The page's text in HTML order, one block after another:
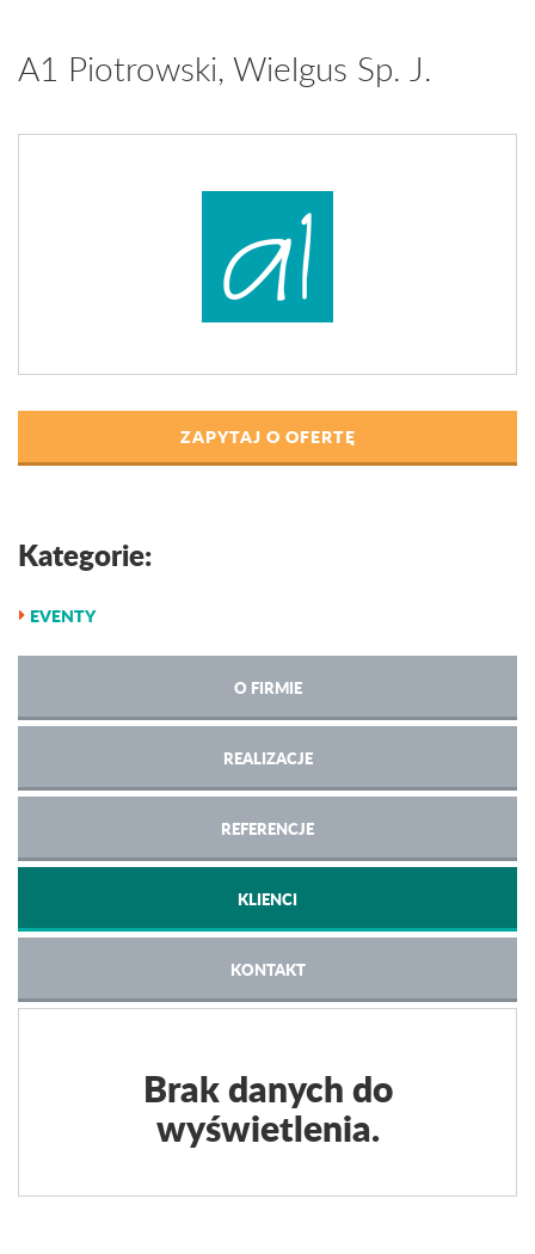
A1 Piotrowski, Wielgus Sp. J.
ZAPYTAJ O OFERTĘ
Kategorie:
EVENTY
O FIRMIE
REALIZACJE
REFERENCJE
KLIENCI
KONTAKT
Brak danych do
wyświetlenia.